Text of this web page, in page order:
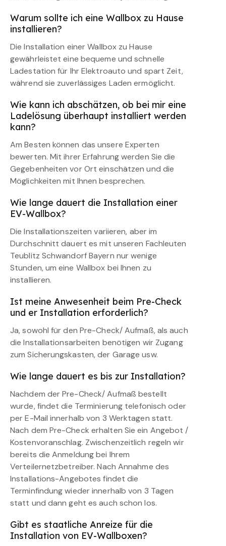
Warum sollte ich eine Wallbox zu Hause
installieren?
Die Installation einer Wallbox zu Hause
gewährleistet eine bequeme und schnelle
Ladestation für Ihr Elektroauto und spart Zeit,
während sie zuverlässiges Laden ermöglicht.
Wie kann ich abschätzen, ob bei mir eine
Ladelösung überhaupt installiert werden
kann?
Am Besten können das unsere Experten
bewerten. Mit ihrer Erfahrung werden Sie die
Gegebenheiten vor Ort einschätzen und die
Möglichkeiten mit Ihnen besprechen.
Wie lange dauert die Installation einer
EV-Wallbox?
Die Installationszeiten variieren, aber im
Durchschnitt dauert es mit unseren Fachleuten
Teublitz Schwandorf Bayern nur wenige
Stunden, um eine Wallbox bei Ihnen zu
installieren.
Ist meine Anwesenheit beim Pre-Check
und er Installation erforderlich?
Ja, sowohl für den Pre-Check/ Aufmaß, als auch
die Installationsarbeiten benötigen wir Zugang
zum Sicherungskasten, der Garage usw.
Wie lange dauert es bis zur Installation?
Nachdem der Pre-Check/ Aufmaß bestellt
wurde, findet die Terminierung telefonisch oder
per E-Mail innerhalb von 3 Werktagen statt.
Nach dem Pre-Check erhalten Sie ein Angebot /
Kostenvoranschlag. Zwischenzeitlich regeln wir
bereits die Anmeldung bei Ihrem
Verteilernetzbetreiber. Nach Annahme des
Installations-Angebotes findet die
Terminfindung wieder innerhalb von 3 Tagen
statt und dann geht es auch schon los.
Gibt es staatliche Anreize für die
Installation von EV-Wallboxen?